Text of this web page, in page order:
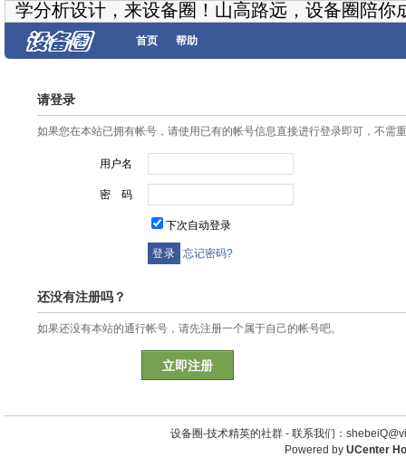
学分析设计，来设备圈！山高路远，设备圈陪你
首页 帮助
请登录
如果您在本站已拥有帐号，请使用已有的帐号信息直接进行登录即可，不需
用户名
密 码
下次自动登录
忘记密码?
还没有注册吗？
如果还没有本站的通行帐号，请先注册一个属于自己的帐号吧。
立即注册
设备圈-技术精英的社群 - 联系我们：
Powered by UCenter